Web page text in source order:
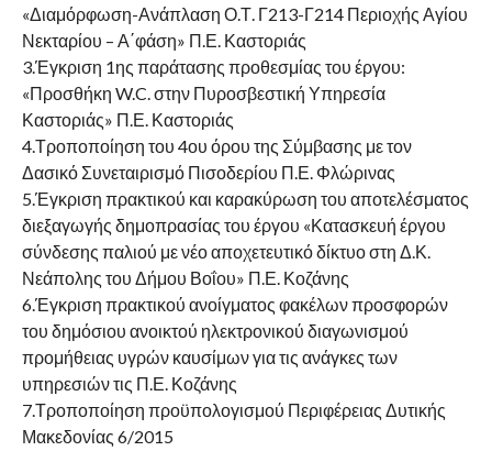
«Διαμόρφωση-Ανάπλαση Ο.Τ. Γ213-Γ214 Περιοχής Αγίου
Νεκταρίου – Α΄φάση» Π.Ε. Καστοριάς
3.Έγκριση 1ης παράτασης προθεσμίας του έργου:
«Προσθήκη W.C. στην Πυροσβεστική Υπηρεσία
Καστοριάς» Π.Ε. Καστοριάς
4.Τροποποίηση του 4ου όρου της Σύμβασης με τον
Δασικό Συνεταιρισμό Πισοδερίου Π.Ε. Φλώρινας
5.Έγκριση πρακτικού και καρακύρωση του αποτελέσματος
διεξαγωγής δημοπρασίας του έργου «Κατασκευή έργου
σύνδεσης παλιού με νέο αποχετευτικό δίκτυο στη Δ.Κ.
Νεάπολης του Δήμου Βοΐου» Π.Ε. Κοζάνης
6.Έγκριση πρακτικού ανοίγματος φακέλων προσφορών
του δημόσιου ανοικτού ηλεκτρονικού διαγωνισμού
προμήθειας υγρών καυσίμων για τις ανάγκες των
υπηρεσιών τις Π.Ε. Κοζάνης
7.Τροποποίηση προϋπολογισμού Περιφέρειας Δυτικής
Μακεδονίας 6/2015